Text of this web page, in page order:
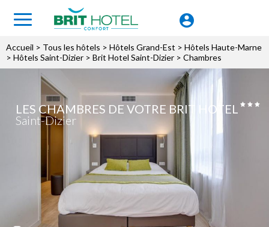
Accueil > Tous les hôtels > Hôtels Grand-Est > Hôtels Haute-Marne
> Hôtels Saint-Dizier > Brit Hotel Saint-Dizier > Chambres
LES CHAMBRES DE VOTRE BRIT HOTEL
Saint-Dizier